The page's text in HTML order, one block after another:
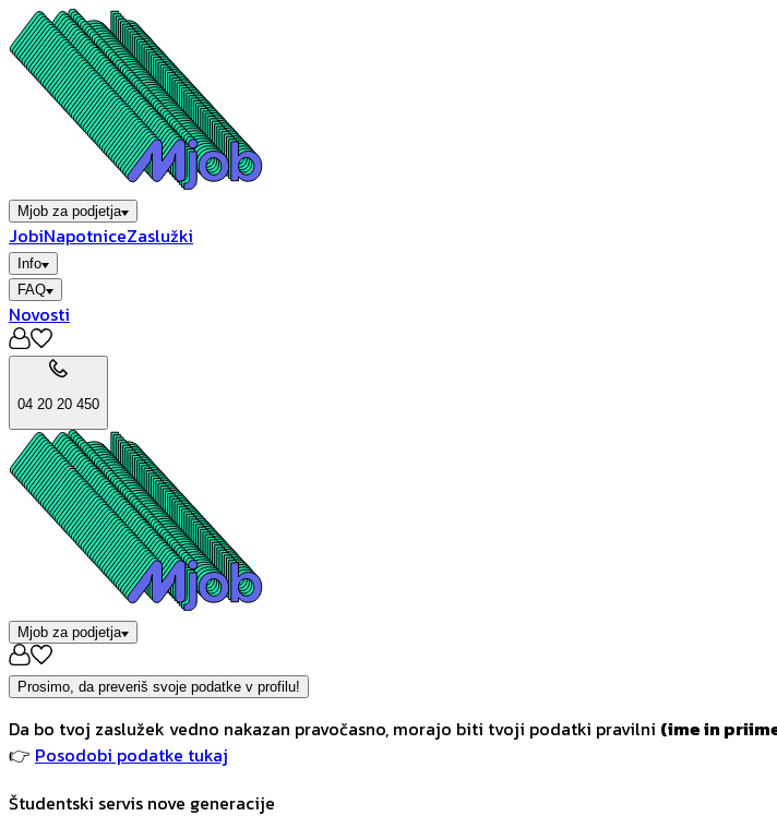
Mjob za podjetja
JobiNapotniceZaslužki
Info
FAQ
Novosti
04 20 20 450
Mjob za podjetja
Prosimo, da preveriš svoje podatke v profilu!
Da bo tvoj zaslužek vedno nakazan pravočasno, morajo biti tvoji podatki pravilni (ime in
👉 Posodobi podatke tukaj
Študentski servis nove generacije